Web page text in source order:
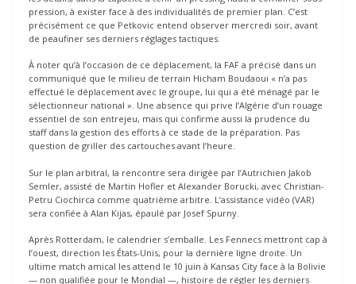
pression, à exister face à des individualités de premier plan. C’est
précisément ce que Petkovic entend observer mercredi soir, avant
de peaufiner ses derniers réglages tactiques.
À noter qu’à l’occasion de ce déplacement, la FAF a précisé dans un
communiqué que le milieu de terrain Hicham Boudaoui « n’a pas
effectué le déplacement avec le groupe, lui qui a été ménagé par le
sélectionneur national ». Une absence qui prive l’Algérie d’un rouage
essentiel de son entrejeu, mais qui confirme aussi la prudence du
staff dans la gestion des efforts à ce stade de la préparation. Pas
question de griller des cartouches avant l’heure.
Sur le plan arbitral, la rencontre sera dirigée par l’Autrichien Jakob
Semler, assisté de Martin Hofler et Alexander Borucki, avec Christian-
Petru Ciochirca comme quatrième arbitre. L’assistance vidéo (VAR)
sera confiée à Alan Kijas, épaulé par Josef Spurny.
Après Rotterdam, le calendrier s’emballe. Les Fennecs mettront cap à
l’ouest, direction les États-Unis, pour la dernière ligne droite. Un
ultime match amical les attend le 10 juin à Kansas City face à la Bolivie
— non qualifiée pour le Mondial —, histoire de régler les derniers